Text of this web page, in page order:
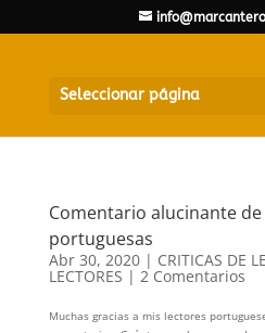
Seleccionar página
Comentario alucinante
portuguesas
Abr 30, 2020| CRITICAS DE
LECTORES | 2 Comentarios
Muchas gracias a mis lectores